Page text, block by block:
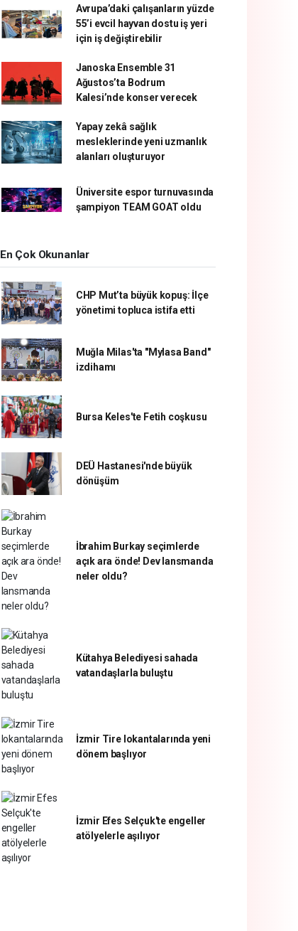
Avrupa’daki çalışanların yüzde
55’i evcil hayvan dostu iş yeri
için iş değiştirebilir
Janoska Ensemble 31
Ağustos’ta Bodrum
Kalesi’nde konser verecek
Yapay zekâ sağlık
mesleklerinde yeni uzmanlık
alanları oluşturuyor
Üniversite espor turnuvasında
şampiyon TEAM GOAT oldu
En Çok Okunanlar
CHP Mut’ta büyük kopuş: İlçe
yönetimi topluca istifa etti
Muğla Milas'ta "Mylasa Band"
izdihamı
Bursa Keles'te Fetih coşkusu
DEÜ Hastanesi'nde büyük
dönüşüm
İbrahim Burkay seçimlerde
açık ara önde! Dev lansmanda
neler oldu?
Kütahya Belediyesi sahada
vatandaşlarla buluştu
İzmir Tire lokantalarında yeni
dönem başlıyor
İzmir Efes Selçuk'te engeller
atölyelerle aşılıyor